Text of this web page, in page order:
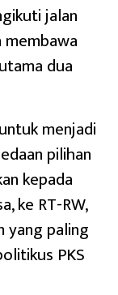
jalan
dua
menjadi
pilihan
kepada
ke RT-RW,
yang paling
PKS